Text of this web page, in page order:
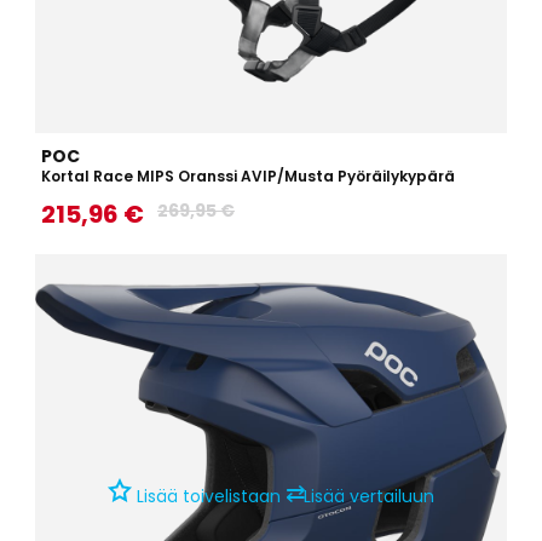
POC
Kortal Race MIPS Oranssi AVIP/Musta Pyöräilykypärä
215,96 € 269,95 €
Lisää toivelistaan ⇄Lisää vertailuun